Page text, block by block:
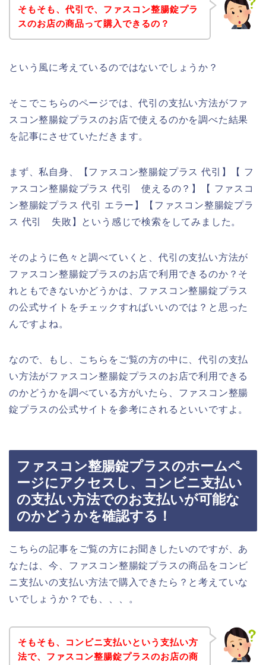
そもそも、代引で、ファスコン整腸錠プラ
スのお店の商品って購入できるの？
という風に考えているのではないでしょうか？
そこでこちらのページでは、代引の支払い方法がファ
スコン整腸錠プラスのお店で使えるのかを調べた結果
を記事にさせていただきます。
まず、私自身、【ファスコン整腸錠プラス 代引】【 フ
ァスコン整腸錠プラス 代引 使えるの？】【 ファスコ
ン整腸錠プラス 代引 エラー】【ファスコン整腸錠プラ
ス 代引 失敗】という感じで検索をしてみました。
そのように色々と調べていくと、代引の支払い方法が
ファスコン整腸錠プラスのお店で利用できるのか？そ
れともできないかどうかは、ファスコン整腸錠プラス
の公式サイトをチェックすればいいのでは？と思った
んですよね。
なので、もし、こちらをご覧の方の中に、代引の支払
い方法がファスコン整腸錠プラスのお店で利用できる
のかどうかを調べている方がいたら、ファスコン整腸
錠プラスの公式サイトを参考にされるといいですよ。
ファスコン整腸錠プラスのホームペ
ージにアクセスし、コンビニ支払い
の支払い方法でのお支払いが可能な
のかどうかを確認する！
こちらの記事をご覧の方にお聞きしたいのですが、あ
なたは、今、ファスコン整腸錠プラスの商品をコンビ
ニ支払いの支払い方法で購入できたら？と考えていな
いでしょうか？でも、、、。
そもそも、コンビニ支払いという支払い方
法で、ファスコン整腸錠プラスのお店の商